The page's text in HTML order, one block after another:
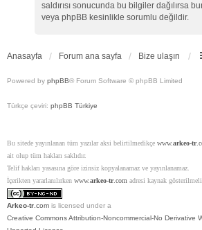
saldırısı sonucunda bu bilgiler dağılırsa
veya phpBB kesinlikle sorumlu değildir.
Anasayfa Forum ana sayfa Bize ulaşın
Powered by phpBB® Forum Software © phpBB Limited
Türkçe çeviri: phpBB Türkiye
Bu sitede yayınlanan tüm yazılar aksi belirtilmedikçe www.arkeo-tr
ait olup tüm hakları saklıdır.
Telif hakları yasasına göre izinsiz kopyalanamaz ve yayınlanamaz.
İçerikten yararlanılırken www.arkeo-tr.com adresi kaynak
Arkeo-tr .com is licensed under a
Creative Commons Attribution-Noncommercial-No Derivative